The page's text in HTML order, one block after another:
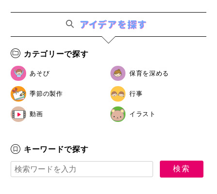
カテゴリーで探す
あそび 保育を深める
季節の製作 行事
動画 イラスト
キーワードで探す